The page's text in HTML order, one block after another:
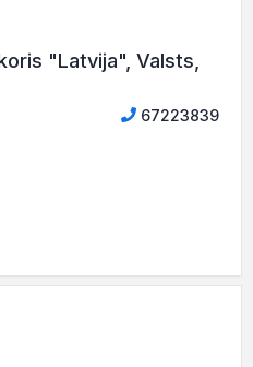
"Latvija", Valsts,
67223839